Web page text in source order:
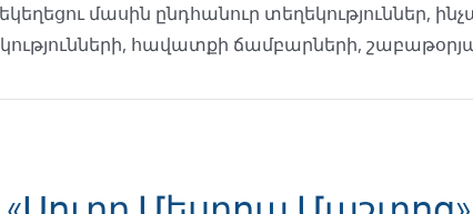
մասին ընդհանուր տեղեկություններ,
հավատքի ճամբարների,